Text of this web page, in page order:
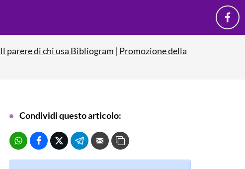
Il parere di chi usa Bibliogram | Promozione della
Condividi questo articolo: